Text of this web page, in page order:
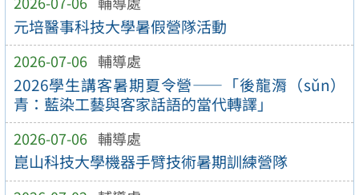
元培醫事科技大學暑假營隊活動
2026-07-06 輔導處
2026學生講客暑期夏令營——「後龍漘（sǔn）
青：藍染工藝與客家話語的當代轉譯」
2026-07-06 輔導處
崑山科技大學機器手臂技術暑期訓練營隊